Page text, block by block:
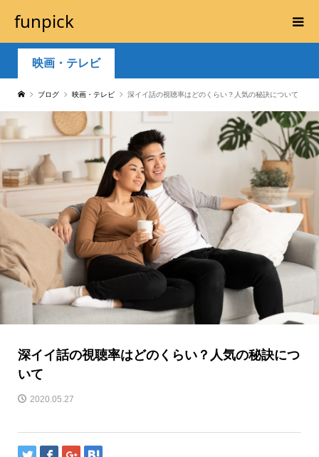
funpick
映画・テレビ
ブログ 映画・テレビ 深イイ話の視聴率はどのくらい？人気の秘訣について
深イイ話の視聴率はどのくらい？人気の秘訣につ
いて
2020.05.27